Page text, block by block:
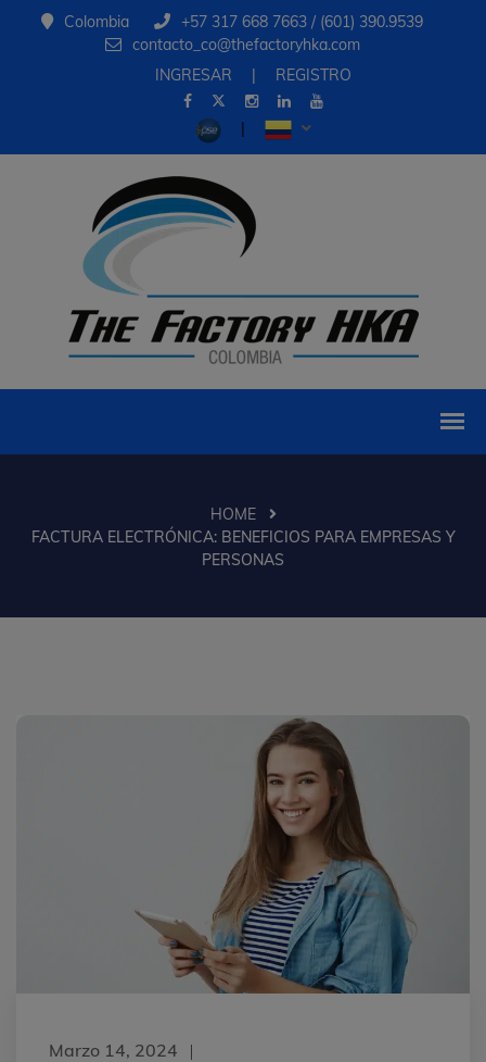
Colombia
+57 317 668 7663 / (601) 390.9539
contacto_co@thefactoryhka.com
INGRESAR
| REGISTRO
HOME
FACTURA ELECTRÓNICA: BENEFICIOS PARA EMPRESAS Y
PERSONAS
Marzo 14, 2024